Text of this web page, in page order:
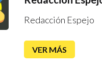
Redacción Espejo
VER MÁS